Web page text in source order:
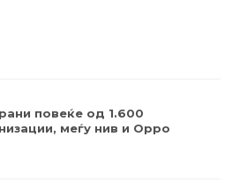
повеќе од 1.600
меѓу нив и Oppo